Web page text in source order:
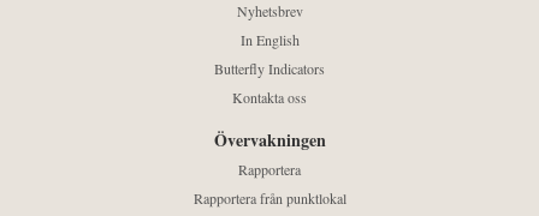
Nyhetsbrev
In English
Butterfly Indicators
Kontakta oss
Övervakningen
Rapportera
Rapportera från punktlokal